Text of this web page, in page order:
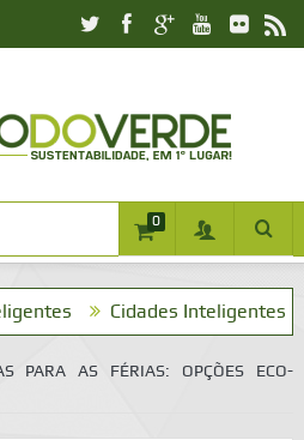
0
Cidades Inteligentes e o
PARA AS FÉRIAS: OPÇÕES ECO-